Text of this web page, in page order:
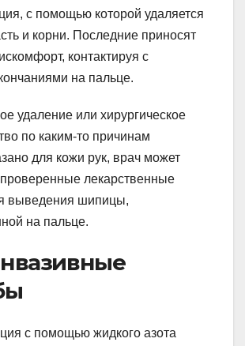
с помощью которой удаляется
и корни. Последние приносят
контактируя с
на пальце.
удаление или хирургическое
по каким-то причинам
для кожи рук, врач может
лекарственные
выведения шипицы,
на пальце.
с помощью жидкого азота